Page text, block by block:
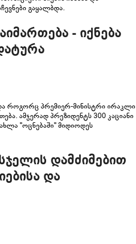
გაყალბდა.
- იქნება
როგორც პრემიერ-მინისტრი ირაკლი
ამჯერად პრეზიდენტს 300 კაციანი
"ოცნებაში" მიდიოდეს
დამძიმებით
და